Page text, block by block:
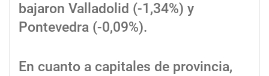
bajaron Valladolid (-1,34%) y
Pontevedra (-0,09%).
En cuanto a capitales de provincia,